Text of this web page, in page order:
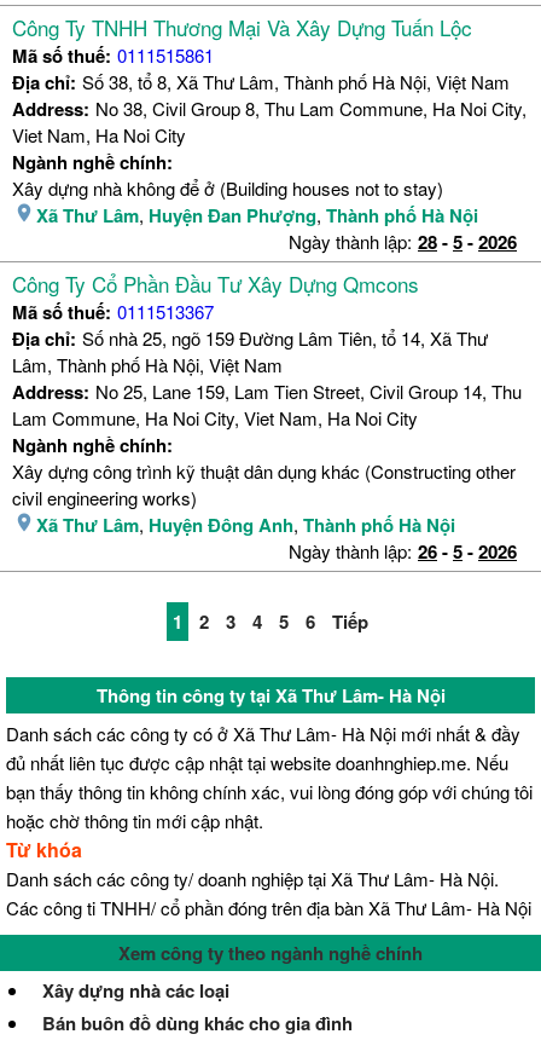
Công Ty TNHH Thương Mại Và Xây Dựng Tuấn Lộc
Mã số thuế: 0111515861
Địa chỉ: Số 38, tổ 8, Xã Thư Lâm, Thành phố Hà Nội, Việt Nam
Address: No 38, Civil Group 8, Thu Lam Commune, Ha Noi City,
Viet Nam, Ha Noi City
Ngành nghề chính:
Xây dựng nhà không để ở (Building houses not to stay)
Xã Thư Lâm, Huyện Đan Phượng, Thành phố Hà Nội
Ngày thành lập: 28-5-2026
Công Ty Cổ Phần Đầu Tư Xây Dựng Qmcons
Mã số thuế: 0111513367
Địa chỉ: Số nhà 25, ngõ 159 Đường Lâm Tiên, tổ 14, Xã Thư
Lâm, Thành phố Hà Nội, Việt Nam
Address: No 25, Lane 159, Lam Tien Street, Civil Group 14, Thu
Lam Commune, Ha Noi City, Viet Nam, Ha Noi City
Ngành nghề chính:
Xây dựng công trình kỹ thuật dân dụng khác (Constructing other
civil engineering works)
Xã Thư Lâm, Huyện Đông Anh, Thành phố Hà Nội
Ngày thành lập: 26-5-2026
1 2 3 4 5 6 Tiếp
Thông tin công ty tại Xã Thư Lâm- Hà Nội
Danh sách các công ty có ở Xã Thư Lâm- Hà Nội mới nhất & đầy
đủ nhất liên tục được cập nhật tại website doanhnghiep.me. Nếu
bạn thấy thông tin không chính xác, vui lòng đóng góp với chúng tôi
hoặc chờ thông tin mới cập nhật.
Từ khóa
Danh sách các công ty/ doanh nghiệp tại Xã Thư Lâm- Hà Nội.
Các công ti TNHH/ cổ phần đóng trên địa bàn Xã Thư Lâm- Hà Nội
Xem công ty theo ngành nghề chính
Xây dựng nhà các loại
Bán buôn đồ dùng khác cho gia đình